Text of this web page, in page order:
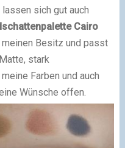
sich gut auch
Cairo
Besitz und passt
stark
Farben und auch
Wünsche offen.